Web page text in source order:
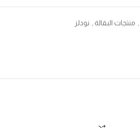
منتجات البقالة
نودلز